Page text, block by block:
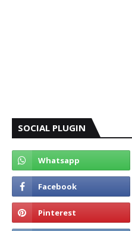
SOCIAL PLUGIN